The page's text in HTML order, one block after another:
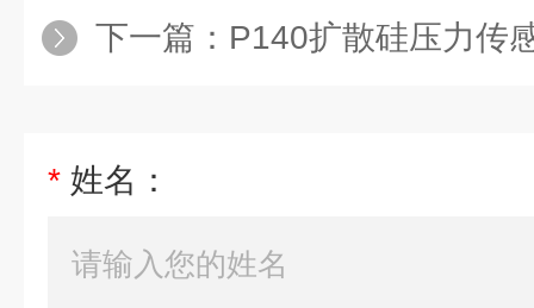
下一篇： P140扩散硅压力传感
* 姓名：